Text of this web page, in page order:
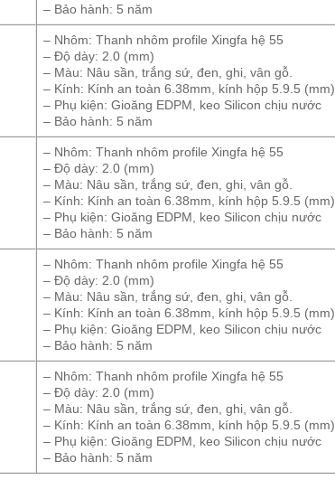
– Bảo hành: 5 năm
– Nhôm: Thanh nhôm profile Xingfa hệ 55
– Độ dày: 2.0 (mm)
– Màu: Nâu sần, trắng sứ, đen, ghi, vân gỗ.
– Kính: Kính an toàn 6.38mm, kính hộp 5.9.5 (mm)
– Phụ kiện: Gioăng EDPM, keo Silicon chịu nước
– Bảo hành: 5 năm
– Nhôm: Thanh nhôm profile Xingfa hệ 55
– Độ dày: 2.0 (mm)
– Màu: Nâu sần, trắng sứ, đen, ghi, vân gỗ.
– Kính: Kính an toàn 6.38mm, kính hộp 5.9.5 (mm)
– Phụ kiện: Gioăng EDPM, keo Silicon chịu nước
– Bảo hành: 5 năm
– Nhôm: Thanh nhôm profile Xingfa hệ 55
– Độ dày: 2.0 (mm)
– Màu: Nâu sần, trắng sứ, đen, ghi, vân gỗ.
– Kính: Kính an toàn 6.38mm, kính hộp 5.9.5 (mm)
– Phụ kiện: Gioăng EDPM, keo Silicon chịu nước
– Bảo hành: 5 năm
– Nhôm: Thanh nhôm profile Xingfa hệ 55
– Độ dày: 2.0 (mm)
– Màu: Nâu sần, trắng sứ, đen, ghi, vân gỗ.
– Kính: Kính an toàn 6.38mm, kính hộp 5.9.5 (mm)
– Phụ kiện: Gioăng EDPM, keo Silicon chịu nước
– Bảo hành: 5 năm